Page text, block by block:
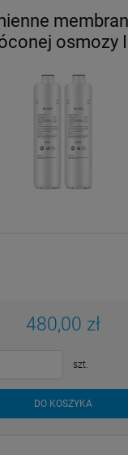
osmozy
480,00 zł
szt.
DO KOSZYKA